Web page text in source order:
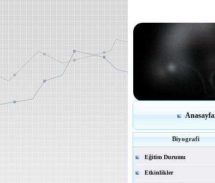
Anasayfa
Biyografi
Eğitim Durumu
Etkinlikler